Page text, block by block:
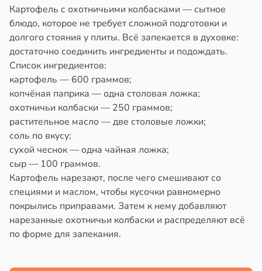
в21:42
Картофель с охотничьими колбасками — сытное
блюдо, которое не требует сложной подготовки и
долгого стояния у плиты. Всё запекается в духовке:
достаточно соединить ингредиенты и подождать.
Список ингредиентов:
картофель — 600 граммов;
копчёная паприка — одна столовая ложка;
охотничьи колбаски — 250 граммов;
растительное масло — две столовые ложки;
соль по вкусу;
сухой чеснок — одна чайная ложка;
сыр — 100 граммов.
Картофель нарезают, после чего смешивают со
специями и маслом, чтобы кусочки равномерно
покрылись приправами. Затем к нему добавляют
нарезанные охотничьи колбаски и распределяют всё
по форме для запекания.